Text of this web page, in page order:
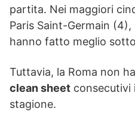
partita. Nei maggiori
Paris Saint-Germain
hanno fatto meglio
Tuttavia, la Roma non
clean sheet consecutivi
stagione.